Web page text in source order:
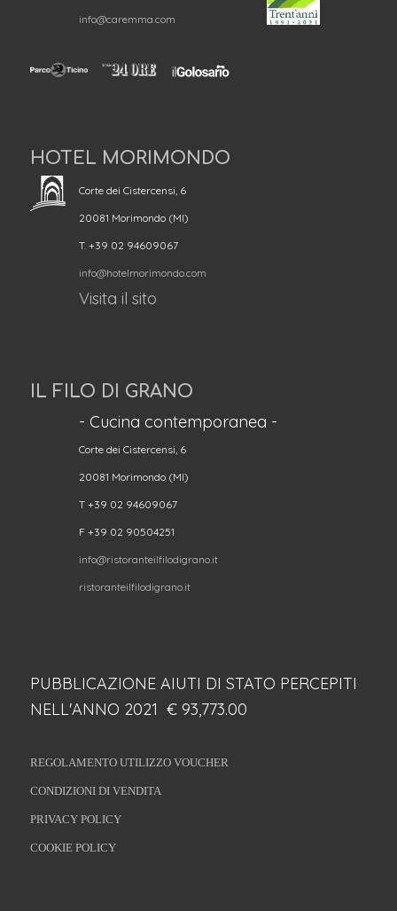
info@caremma.com
HOTEL MORIMONDO
Corte dei Cistercensi, 6
20081 Morimondo (MI)
T. +39 02 94609067
info@hotelmorimondo.com
Visita il sito
IL FILO DI GRANO
- Cucina contemporanea -
Corte dei Cistercensi, 6
20081 Morimondo (MI)
T +39 02 94609067
F +39 02 90504251
info@ristoranteilfilodigrano.it
ristoranteilfilodigrano.it
PUBBLICAZIONE AIUTI DI STATO PERCEPITI
NELL'ANNO 2021 € 93,773.00
REGOLAMENTO UTILIZZO VOUCHER
CONDIZIONI DI VENDITA
PRIVACY POLICY
COOKIE POLICY